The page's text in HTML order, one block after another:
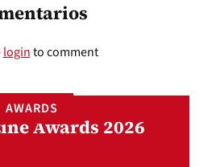
loginto comment
AWARDS
Awards 2026